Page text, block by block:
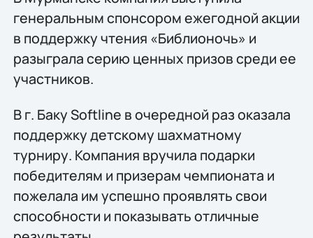
генеральным спонсором ежегодной акции
в поддержку чтения «Библионочь» и
разыграла серию ценных призов среди ее
участников.
В г. Баку Softline в очередной раз оказала
поддержку детскому шахматному
турниру. Компания вручила подарки
победителям и призерам чемпионата и
пожелала им успешно проявлять свои
способности и показывать отличные